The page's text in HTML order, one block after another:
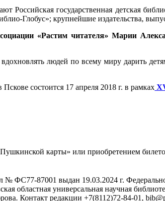
Российская государственная детская
Глобус»; крупнейшие издательства,
«Растим читателя» Марии
людей по всему миру дарить
состоится 17 апреля 2018 г. в рамках
карты» или приобретением
ФС77-87001 выдан 19.03.2024 г.
областная универсальная научная
Контакт редакции +7(8112)72-84-01,